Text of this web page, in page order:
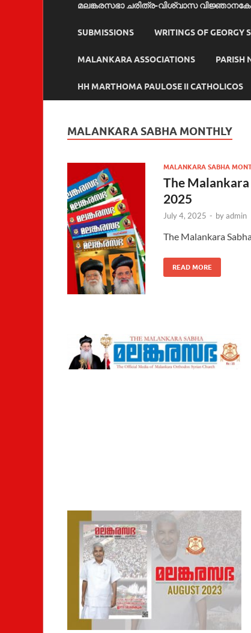
മലങ്കരസഭാ ചരിത്ര-വിശ്വാസ
SUBMISSIONS WRITINGS OF GEORGY
MALANKARA ASSOCIATIONS PARISH
HH MARTHOMA PAULOSE II CATHOLICOS
MALANKARA SABHA MONTHLY
MALANKARA SABHA
The
2025
July 4, 2025 - byadmin
The Malankara
READ MORE